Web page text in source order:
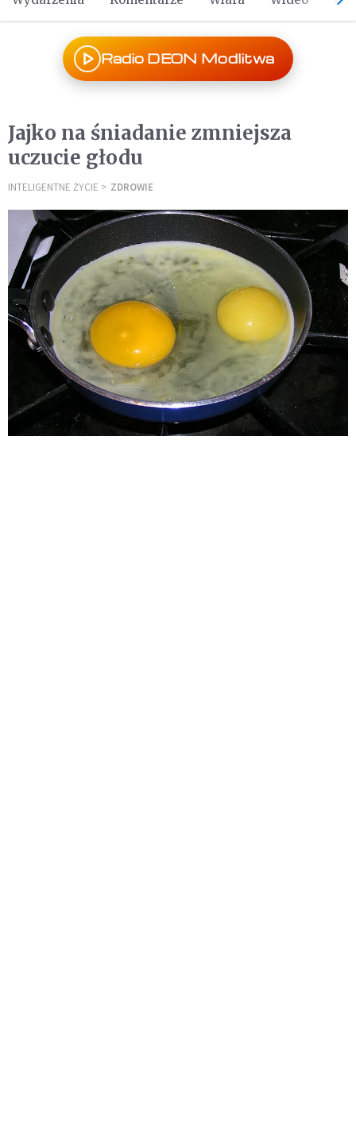
Radio DEON Modlitwa
Jajko na śniadanie zmniejsza
uczucie głodu
INTELIGENTNE ŻYCIE ZDROWIE